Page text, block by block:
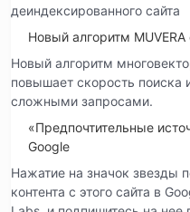
деиндексированного сайта
Новый алгоритм MUVERA
Новый алгоритм
повышает скорость поиска
сложными запросами.
«Предпочтительные
Google
Нажатие на значок звезды
контента с этого сайта в